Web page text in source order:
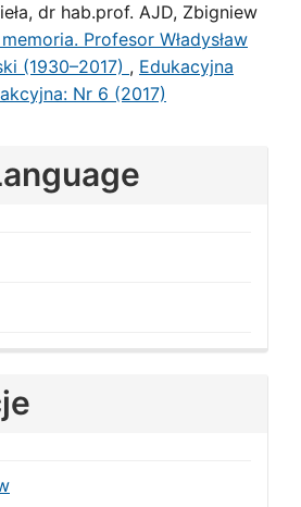
dr hab.prof. AJD, Zbigniew
Profesor Władysław
(1930–2017) , Edukacyjna
Nr 6 (2017)